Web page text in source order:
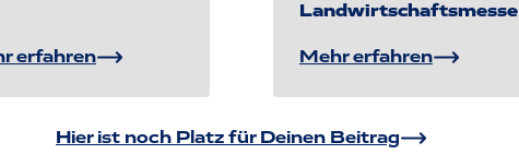
erfahren
Landwirtschaftsmesse
Mehr erfahren
Hier ist noch Platz für Deinen Beitrag